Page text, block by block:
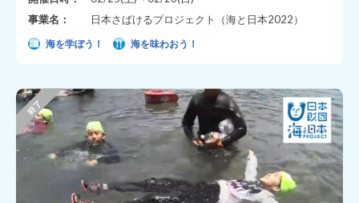
事業名：
日本さばけるプロジェクト（海と日本2022）
海を学ぼう！ 海を味わおう！